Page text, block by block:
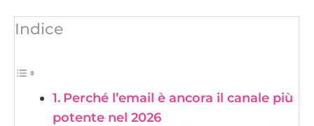
Indice
Perché l’email è ancora il canale più
potente nel 2026